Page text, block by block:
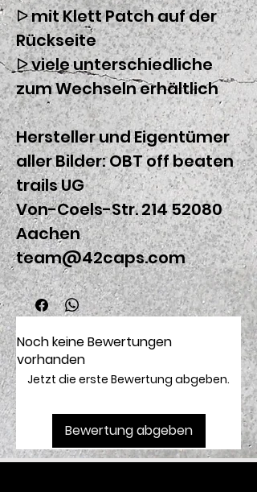
ᐅ mit Klett Patch auf der
Rückseite
ᐅ viele unterschiedliche
zum Wechseln erhältlich
Hersteller und Eigentümer
aller Bilder: OBT off beaten
trails UG
Von-Coels-Str. 214 52080
Aachen
team@42caps.com
Noch keine Bewertungen
vorhanden
Jetzt die erste Bewertung abgeben.
Bewertung abgeben